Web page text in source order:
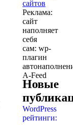
Реклама:
сайт
наполняет
себя
сам: wp-
плагин
A-Feed
Новые
WordPress
рейтинги: